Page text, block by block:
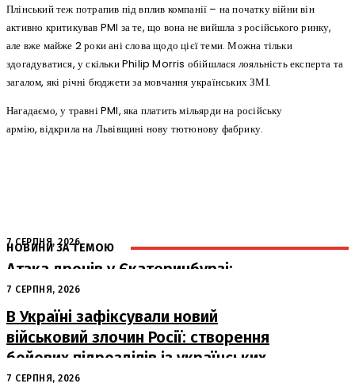
Плінський теж потрапив під вплив компанії – на початку війни він
активно критикував PMI за те, що вона не вийшла з російського ринку,
але вже майже 2 роки ані слова щодо цієї теми. Можна тільки
здогадуватися, у скільки Philip Morris обійшлася лояльність експерта та
загалом, які річні бюджети за мовчання українських ЗМІ.
Нагадаємо, у травні PMI, яка платить мільярди на російську
армію, відкрила на Львівщині нову тютюнову фабрику.
НОВИНИ ЗА ТЕМОЮ
7 СЕРПНЯ, 2026
Атака дронів у Єкатеринбурзі:
загорівся склад Wildberries
7 СЕРПНЯ, 2026
В Україні зафіксували новий
військовий злочин Росії: створення
бойових підрозділів із українських
військовополонених
7 СЕРПНЯ, 2026